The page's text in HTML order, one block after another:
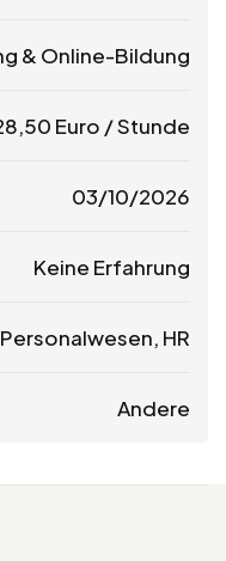
& Online-Bildung
Euro / Stunde
03/10/2026
Keine Erfahrung
Personalwesen, HR
Andere